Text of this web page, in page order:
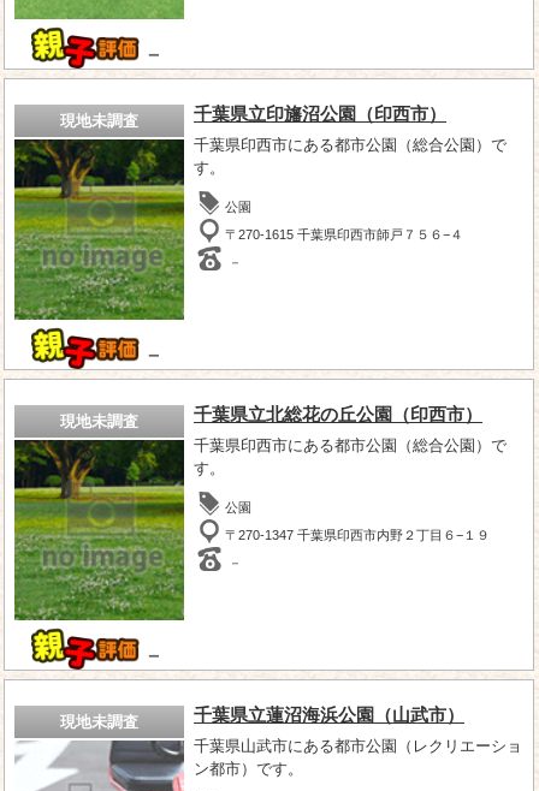
－
現地未調査
－
千葉県立印旛沼公園（印西市）
千葉県印西市にある都市公園（総合公園）で
す。
公園
〒270-1615 千葉県印西市師戸７５６−４
－
現地未調査
－
千葉県立北総花の丘公園（印西市）
千葉県印西市にある都市公園（総合公園）で
す。
公園
〒270-1347 千葉県印西市内野２丁目６−１９
－
現地未調査 千葉県立蓮沼海浜公園（山武市）
千葉県山武市にある都市公園（レクリエーショ
ン都市）です。